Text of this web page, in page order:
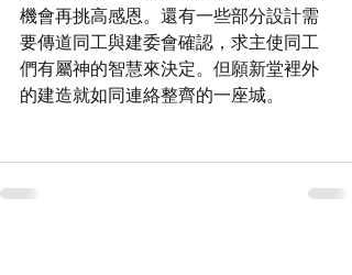
機會再挑高感恩。還有一些部分設計需
要傳道同工與建委會確認，求主使同工
們有屬神的智慧來決定。但願新堂裡外
的建造就如同連絡整齊的一座城。